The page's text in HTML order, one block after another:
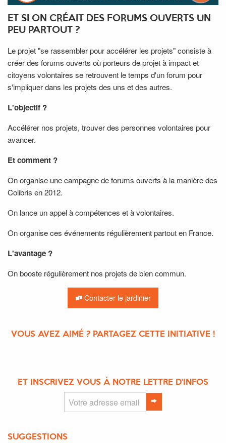
ET SI ON CRÉAIT DES FORUMS OUVERTS UN
PEU PARTOUT ?
Le projet "se rassembler pour accélérer les projets" consiste à
créer des forums ouverts où porteurs de projet à impact et
citoyens volontaires se retrouvent le temps d'un forum pour
s'impliquer dans les projets des uns et des autres.
L'objectif ?
Accélérer nos projets, trouver des personnes volontaires pour
avancer.
Et comment ?
On organise une campagne de forums ouverts à la manière des
Colibris en 2012.
On lance un appel à compétences et à volontaires.
On organise ces événements régulièrement partout en France.
L'avantage ?
On booste régulièrement nos projets de bien commun.
Contacter le jardinier
VOUS AVEZ AIMÉ ? PARTAGEZ CETTE INITIATIVE !
ET INSCRIVEZ VOUS À NOTRE LETTRE D'INFOS
SUGGESTIONS